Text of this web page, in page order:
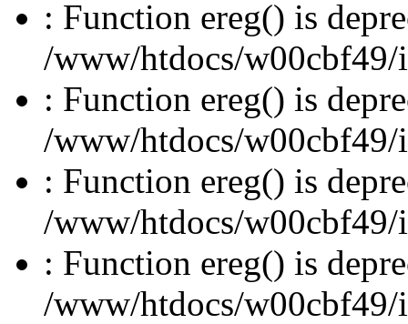
: Function ereg() is
/www/htdocs/
: Function ereg() is
/www/htdocs/
: Function ereg() is
/www/htdocs/
: Function ereg() is
/www/htdocs/